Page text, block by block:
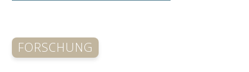
FORSCHUNG